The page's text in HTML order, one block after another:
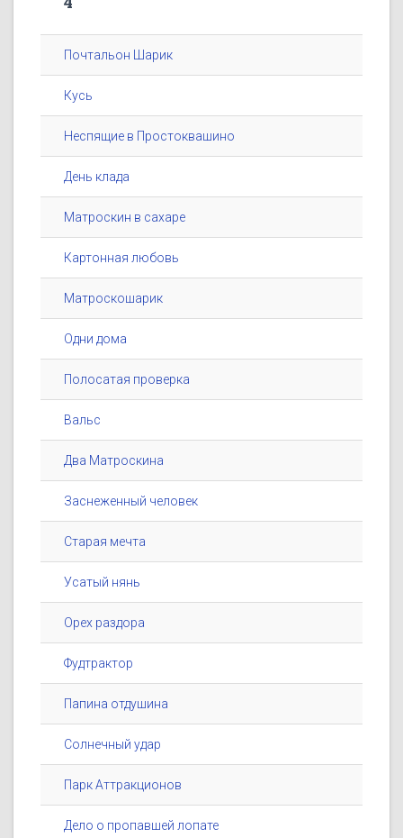
Почтальон Шарик
Кусь
Неспящие в Простоквашино
День клада
Матроскин в сахаре
Картонная любовь
Матроскошарик
Одни дома
Полосатая проверка
Вальс
Два Матроскина
Заснеженный человек
Старая мечта
Усатый нянь
Орех раздора
Фудтрактор
Папина отдушина
Солнечный удар
Парк Аттракционов
Дело о пропавшей лопате